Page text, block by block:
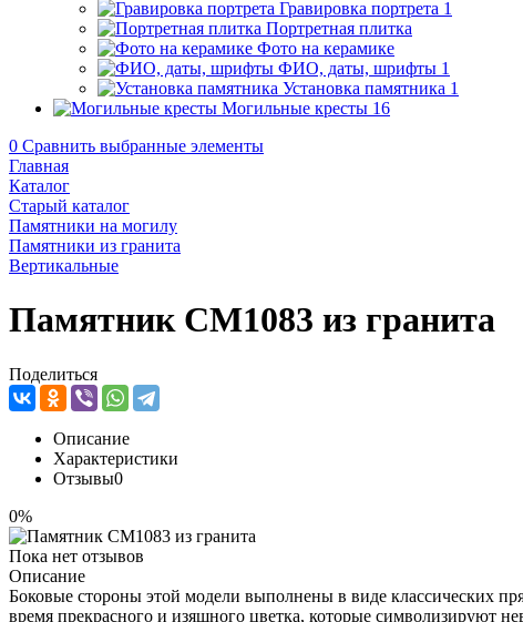
Гравировка портрета 1
Портретная плитка
Фото на керамике
ФИО, даты, шрифты 1
Установка памятника 1
Могильные кресты 16
0 Сравнить выбранные элементы
Главная
Каталог
Старый каталог
Памятники на могилу
Памятники из гранита
Вертикальные
Памятник CM1083 из гранита
Поделиться
Описание
Характеристики
Отзывы0
0%
Пока нет отзывов
Описание
Боковые стороны этой модели выполнены в виде классических
время прекрасного и изящного цветка, которые символизируют